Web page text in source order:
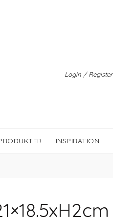
Login / Register
INSPIRATION